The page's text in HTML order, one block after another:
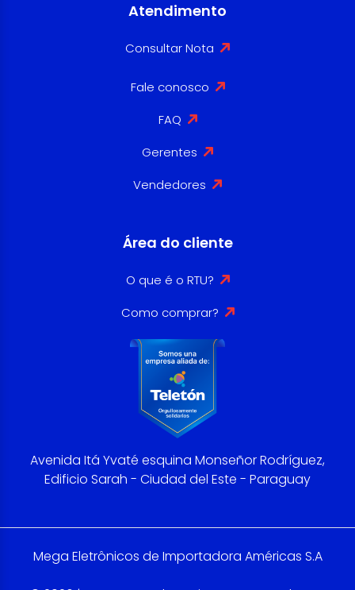
Atendimento
Consultar Nota
Fale conosco
FAQ
Gerentes
Vendedores
Área do cliente
O que é o RTU?
Como comprar?
Avenida Itá Yvaté esquina Monseñor Rodríguez,
Edificio Sarah - Ciudad del Este - Paraguay
Mega Eletrônicos de Importadora Américas S.A